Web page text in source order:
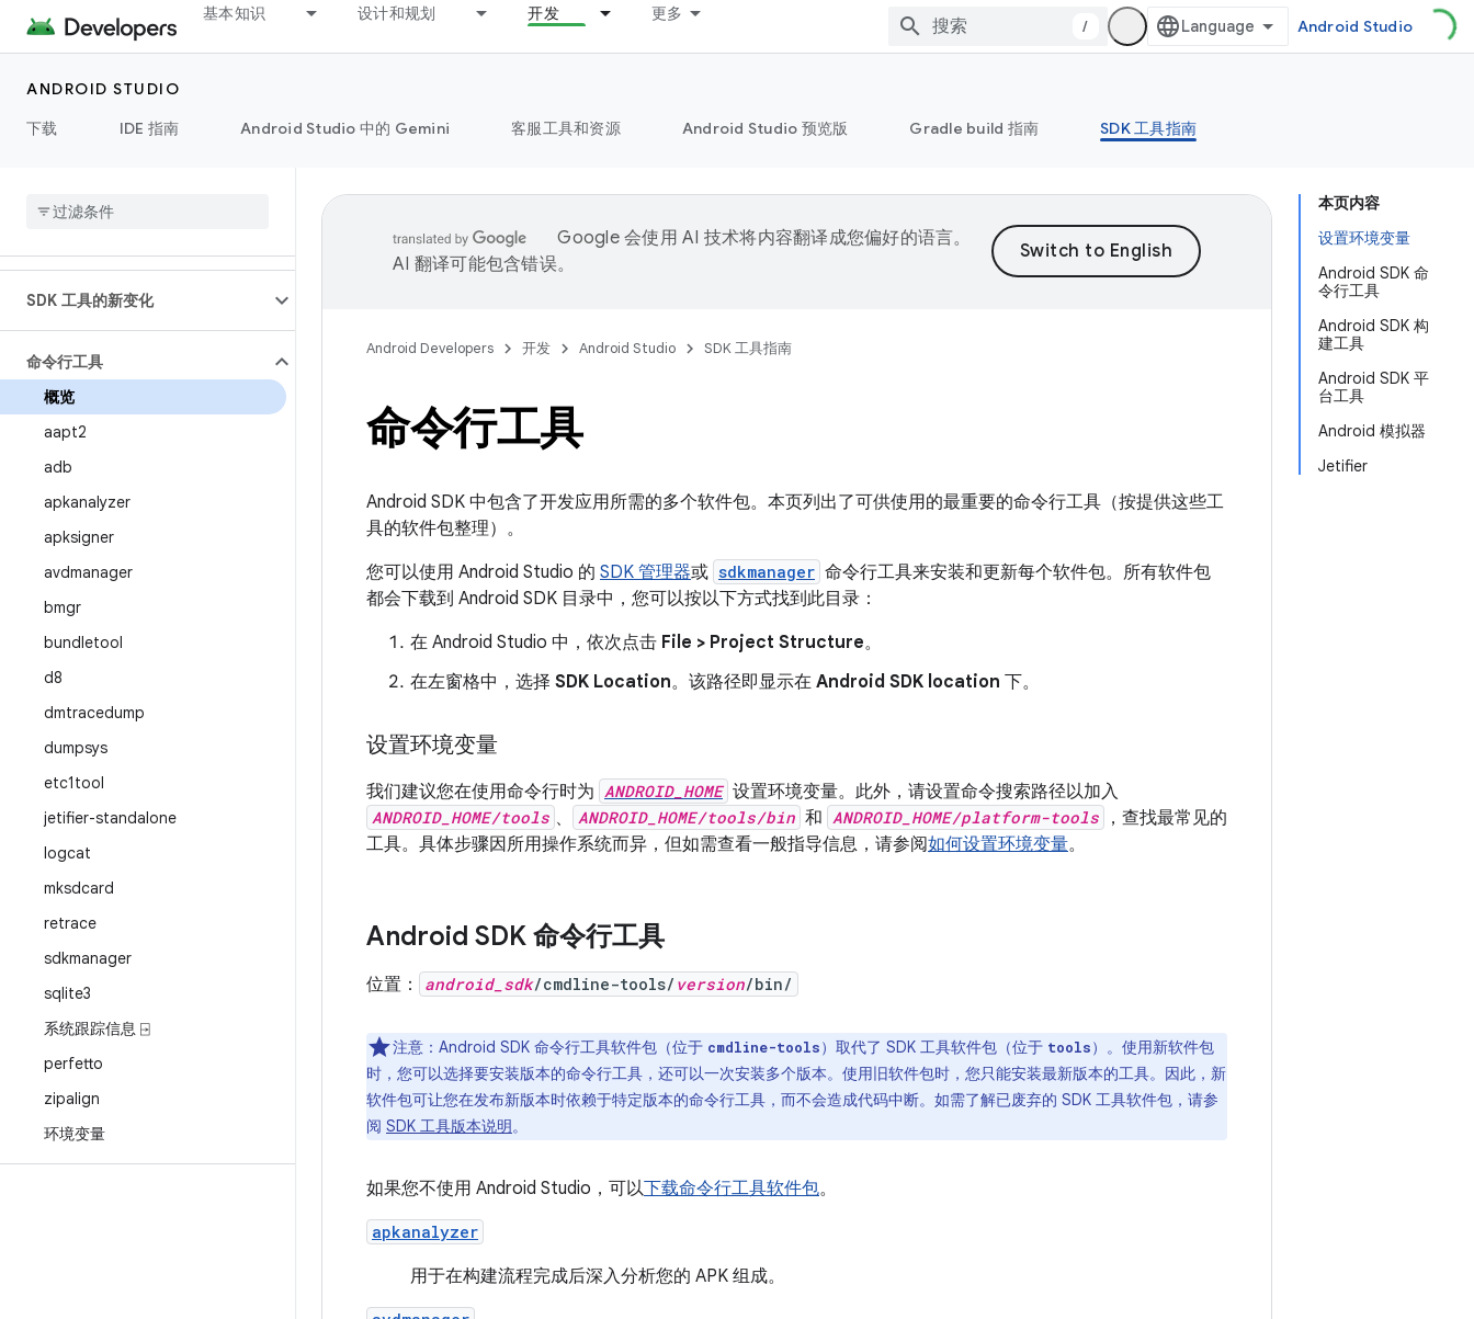
基本知识 设计和规划 开发 更多
/ Android Studio
ANDROID STUDIO
下载
IDE 指南 Android Studio 中的 Gemini 客服工具和资源 Android Studio 预览版 Gradle build 指南 SDK 工具指南
SDK 工具的新变化
命令行工具
概览
aapt2
adb
apkanalyzer
apksigner
avdmanager
bmgr
bundletool
d8
dmtracedump
dumpsys
etc1tool
jetifier-standalone
logcat
mksdcard
retrace
sdkmanager
sqlite3
系统跟踪信息 ⍈
perfetto
zipalign
环境变量
本页内容
设置环境变量
Android SDK 命
令行工具
Android SDK 构
建工具
Android SDK 平
台工具
Android 模拟器
Jetifier
Google 会使用 AI 技术将内容翻译成您偏好的语言。
AI 翻译可能包含错误。
Android Developers 开发 Android Studio SDK 工具指南
命令行工具
Android SDK 中包含了开发应用所需的多个软件包。本页列出了可供使用的最重要的命令行工具（按提供这些工
具的软件包整理）。
您可以使用 Android Studio 的 SDK 管理器或 sdkmanager 命令行工具来安装和更新每个软件包。所有软件包
都会下载到 Android SDK 目录中，您可以按以下方式找到此目录：
在 Android Studio 中，依次点击 File > Project Structure。
在左窗格中，选择 SDK Location。该路径即显示在 Android SDK location 下。
设置环境变量
我们建议您在使用命令行时为 ANDROID_HOME 设置环境变量。此外，请设置命令搜索路径以加入
ANDROID_HOME/tools 、 ANDROID_HOME/tools/bin 和 ANDROID_HOME/platform-tools
，查找最常见的
工具。具体步骤因所用操作系统而异，但如需查看一般指导信息，请参阅如何设置环境变量。
Android SDK 命令行工具
位置： android_sdk/cmdline-tools/ version/bin/
注意：Android SDK 命令行工具软件包（位于 cmdline-tools）取代了 SDK 工具软件包（位于 tools）。使用新软件包
时，您可以选择要安装版本的命令行工具，还可以一次安装多个版本。使用旧软件包时，您只能安装最新版本的工具。因此，新
软件包可让您在发布新版本时依赖于特定版本的命令行工具，而不会造成代码中断。如需了解已废弃的 SDK 工具软件包，请参
阅 SDK 工具版本说明。
如果您不使用 Android Studio，可以下载命令行工具软件包。
apkanalyzer
用于在构建流程完成后深入分析您的 APK 组成。